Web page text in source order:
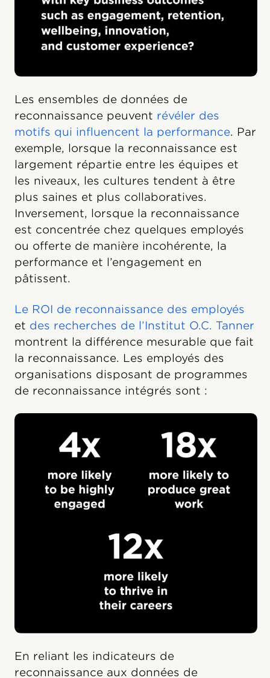
Les ensembles de données de
reconnaissance peuvent révéler des
motifs qui influencent la performance. Par
exemple, lorsque la reconnaissance est
largement répartie entre les équipes et
les niveaux, les cultures tendent à être
plus saines et plus collaboratives.
Inversement, lorsque la reconnaissance
est concentrée chez quelques employés
ou offerte de manière incohérente, la
performance et l’engagement en
pâtissent.
Le ROI de reconnaissance des employés
et des recherches de l’Institut O.C. Tanner
montrent la différence mesurable que fait
la reconnaissance. Les employés des
organisations disposant de programmes
de reconnaissance intégrés sont :
En reliant les indicateurs de
reconnaissance aux données de